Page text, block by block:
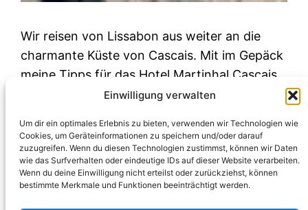
Einwilligung verwalten
Um dir ein optimales Erlebnis zu bieten, verwenden wir Technologien wie
Cookies, um Geräteinformationen zu speichern und/oder darauf
zuzugreifen. Wenn du diesen Technologien zustimmst, können wir Daten
wie das Surfverhalten oder eindeutige IDs auf dieser Website verarbeiten.
Wenn du deine Einwilligung nicht erteilst oder zurückziehst, können
bestimmte Merkmale und Funktionen beeinträchtigt werden.
Wir reisen von Lissabon aus weiter an die
charmante Küste von Cascais. Mit im Gepäck
meine Tipps für das Hotel Martinhal Cascais,
Restaurants und Ausflüge mit dem Rad und
Februar 9, 2022